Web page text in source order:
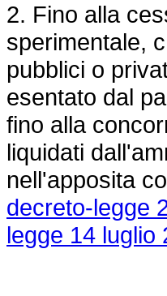
2. Fino alla
sperimentale,
pubblici o
esentato dal
fino alla
liquidati
nell'apposita
decreto-legge
legge 14 luglio